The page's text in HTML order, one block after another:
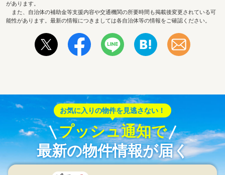
があります。
また、自治体の補助金等支援内容や交通機関の所要時間も掲載後変更されている可
能性があります。最新の情報につきましては各自治体等の情報をご確認ください。
お気に入りの物件を見逃さない！
プッシュ通知で
最新の物件情報が届く